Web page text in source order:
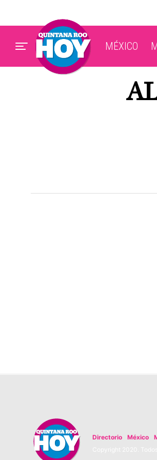
MÉXICO
Directorio México